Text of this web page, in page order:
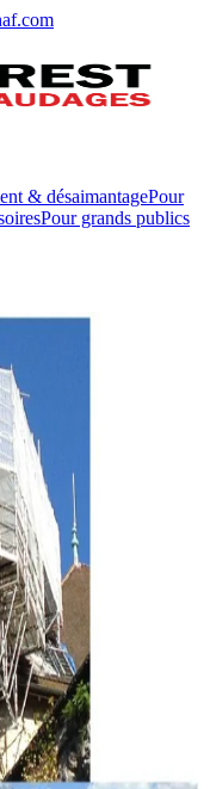
& désaimantagePour
Pour grands publics
en nous rapprochant
dans cette
servir nos clients
étudier vos projets et